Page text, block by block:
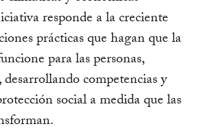
responde a la creciente
prácticas que hagan que la
para las personas,
competencias y
social a medida que las